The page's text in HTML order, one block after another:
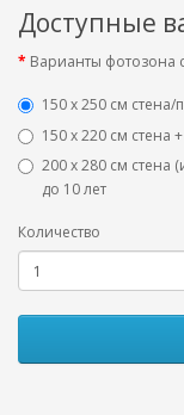
Доступные
Варианты фотозона
150 х 250 см
150 х 220 см стена
200 х 280 см стена
до 10 лет
Количество